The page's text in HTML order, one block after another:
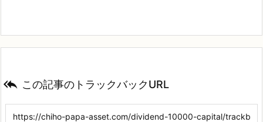
 この記事のトラックバックURL